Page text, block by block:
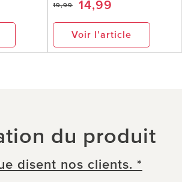
19,99 14,99
Voir l’article
du produit
disent nos clients. *